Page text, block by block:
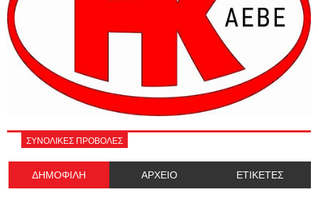
ΣΥΝΟΛΙΚΕΣ ΠΡΟΒΟΛΕΣ
ΔΗΜΟΦΙΛΗ ΑΡΧΕΙΟ ΕΤΙΚΕΤΕΣ